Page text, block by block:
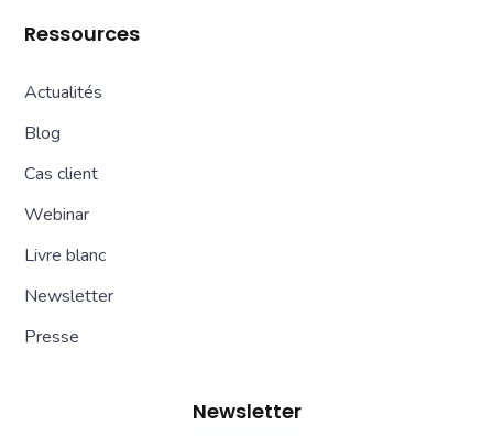
Ressources
Actualités
Blog
Cas client
Webinar
Livre blanc
Newsletter
Presse
Newsletter